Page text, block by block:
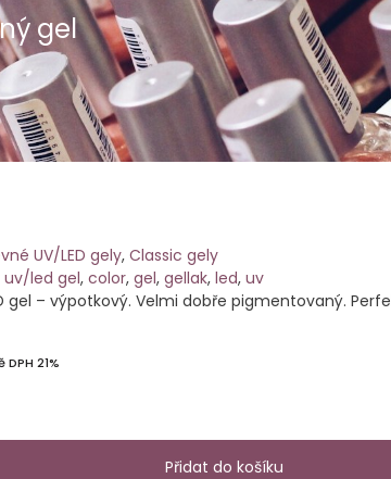
gel
UV/LED gely, Classic gely
led gel, color, gel, gellak, led, uv
gel – výpotkový. Velmi dobře pigmentovaný.
21%
Přidat do košíku